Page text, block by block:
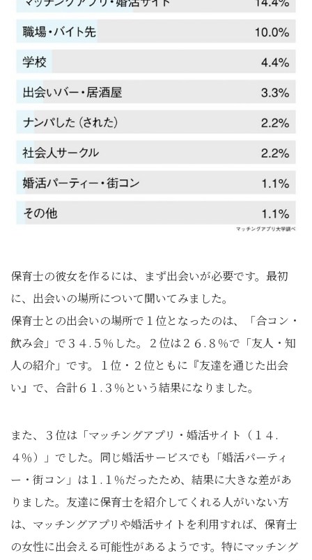
​保育士の彼女を作るには、まず出会いが必要です。最初
に、出会いの場所について聞いてみました。
保育士との出会いの場所で１位となったのは、「合コン・
飲み会」で３４.５％した。２位は２６.８％で「友人・知
人の紹介」です。１位・２位ともに『友達を通じた出会
い』で、合計６１.３％という結果になりました。
また、３位は「マッチングアプリ・婚活サイト（１４.
４％）」でした。同じ婚活サービスでも「婚活パーティ
ー・街コン」は１.１％だったため、結果に大きな差があ
りました。友達に保育士を紹介してくれる人がいない方
は、マッチングアプリや婚活サイトを利用すれば、保育士
の女性に出会える可能性があるようです。特にマッチング